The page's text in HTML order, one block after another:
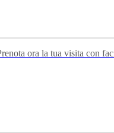
ora la tua visita con